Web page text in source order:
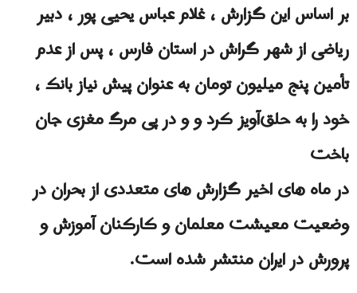
بر اساس این گزارش ، غلام عباس یحیی پور ، دبیر
ریاضی از شهر گراش در استان فارس ، پس از عدم
تأمین پنج میلیون تومان به عنوان پیش نیاز بانک ،
خود را به حلق‌آویز كرد و و در پی مرگ مغزی جان
باخت
در ماه های اخیر گزارش های متعددی از بحران در
وضعیت معیشت معلمان و کارکنان آموزش و
پرورش در ایران منتشر شده است.